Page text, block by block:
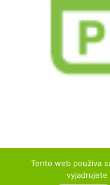
Tento web používa
vyjadrujete